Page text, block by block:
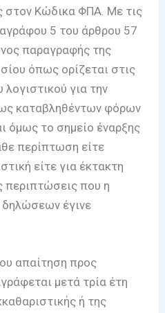
στον Κώδικα ΦΠΑ. Με τις
5 του άρθρου 57
παραγραφής της
όπως ορίζεται στις
λογιστικού για την
καταβληθέντων φόρων
όμως το σημείο έναρξης
περίπτωση είτε
είτε για έκτακτη
περιπτώσεις που η
έγινε
απαίτηση προς
μετά τρία έτη
ή της